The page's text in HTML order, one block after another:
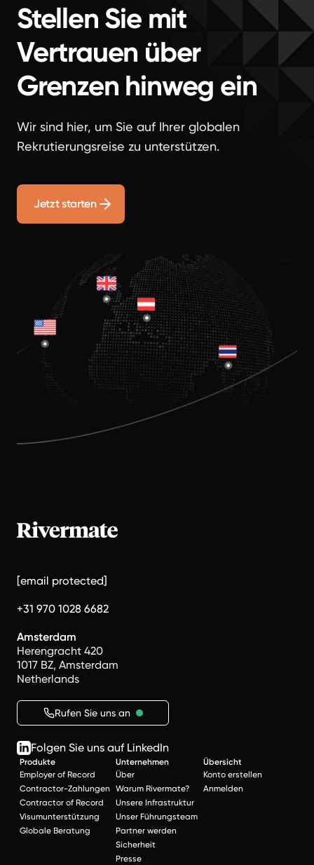
Stellen Sie mit
Vertrauen über
Grenzen hinweg ein
Wir sind hier, um Sie auf Ihrer globalen
Rekrutierungsreise zu unterstützen.
Jetzt starten
[email protected]
+31 970 1028 6682
Amsterdam
Herengracht 420
1017 BZ, Amsterdam
Netherlands
Rufen Sie uns an
Folgen Sie uns auf LinkedIn
Produkte
Employer of Record
Contractor-Zahlungen
Contractor of Record
Visumunterstützung
Globale Beratung
Unternehmen
Über
Warum Rivermate?
Unsere Infrastruktur
Unser Führungsteam
Partner werden
Sicherheit
Presse
Übersicht
Konto erstellen
Anmelden